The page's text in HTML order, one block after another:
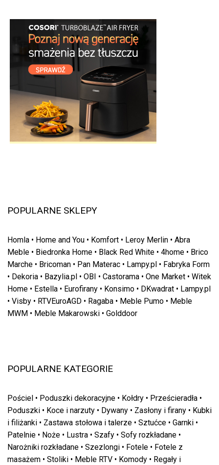
POPULARNE SKLEPY
Homla • Home and You • Komfort • Leroy Merlin • Abra
Meble • Biedronka Home • Black Red White • 4home • Brico
Marche • Bricoman • Pan Materac • Lampy.pl • Fabryka Form
• Dekoria • Bazylia.pl • OBI • Castorama • One Market • Witek
Home • Estella • Eurofirany • Konsimo • DKwadrat • Lampy.pl
• Visby • RTVEuroAGD • Ragaba • Meble Pumo • Meble
MWM • Meble Makarowski • Golddoor
POPULARNE KATEGORIE
Pościel • Poduszki dekoracyjne • Kołdry • Prześcieradła •
Poduszki • Koce i narzuty • Dywany • Zasłony i firany • Kubki
i filiżanki • Zastawa stołowa i talerze • Sztućce • Garnki •
Patelnie • Noże • Lustra • Szafy • Sofy rozkładane •
Narożniki rozkładane • Szezlongi • Fotele • Fotele z
masażem • Stoliki • Meble RTV • Komody • Regały i